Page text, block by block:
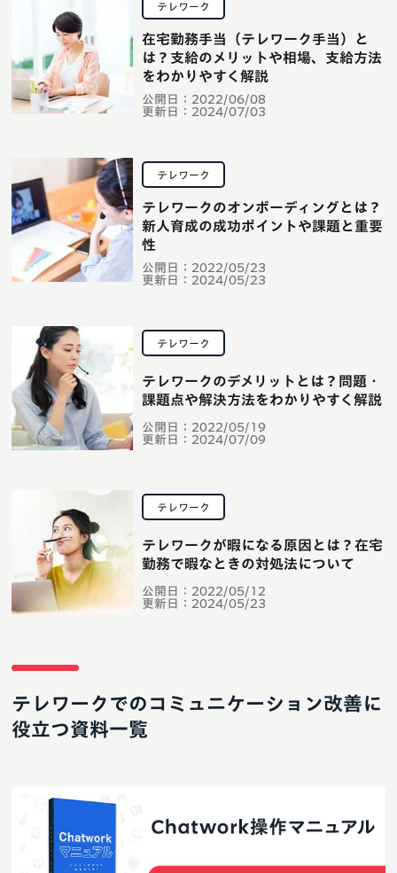
テレワーク
公開日： 2022/06/08
更新日： 2024/07/03
在宅勤務手当（テレワーク手当）と
は？支給のメリットや相場、支給方法
をわかりやすく解説
テレワーク
公開日： 2022/05/23
更新日： 2024/05/23
テレワークのオンボーディングとは？
新人育成の成功ポイントや課題と重要
性
テレワーク
公開日： 2022/05/19
更新日： 2024/07/09
テレワークのデメリットとは？問題・
課題点や解決方法をわかりやすく解説
テレワーク
公開日： 2022/05/12
更新日： 2024/05/23
テレワークが暇になる原因とは？在宅
勤務で暇なときの対処法について
テレワークでのコミュニケーション改善に
役立つ資料一覧